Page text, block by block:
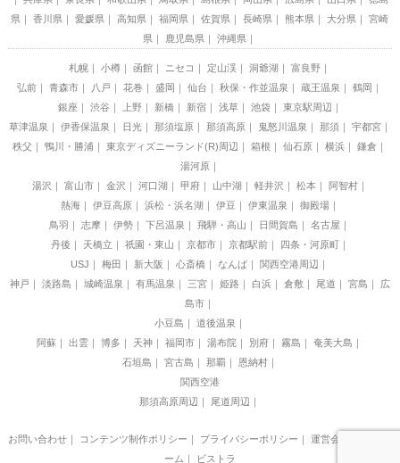
県
香川県 愛媛県 高知県 福岡県 佐賀県 長崎県 熊本県 大分県
宮崎
県
鹿児島県 沖縄県
札幌 小樽 函館 ニセコ 定山渓 洞爺湖
富良野
弘前
青森市 八戸 花巻 盛岡 仙台 秋保・作並温泉 蔵王温泉
鶴岡
銀座
渋谷 上野 新橋 新宿 浅草 池袋
東京駅周辺
草津温泉
伊香保温泉 日光 那須塩原 那須高原 鬼怒川温泉 那須
宇都宮
秩父
鴨川・勝浦 東京ディズニーランド(R)周辺 箱根 仙石原 横浜
鎌倉
湯河原
湯沢
富山市 金沢 河口湖 甲府 山中湖 軽井沢 松本
阿智村
熱海
伊豆高原 浜松・浜名湖 伊豆 伊東温泉
御殿場
鳥羽
志摩 伊勢 下呂温泉 飛騨・高山 日間賀島
名古屋
丹後
天橋立 祇園・東山 京都市 京都駅前
四条・河原町
USJ
梅田 新大阪 心斎橋 なんば
関西空港周辺
神戸
淡路島 城崎温泉 有馬温泉 三宮 姫路 白浜 倉敷 尾道 宮島
広
島市
小豆島
道後温泉
阿蘇
出雲 博多 天神 福岡市 湯布院 別府 霧島
奄美大島
石垣島
宮古島 那覇
恩納村
関西空港
那須高原周辺
尾道周辺
お問い合わせ｜ コンテンツ制作ポリシー ｜ プライバシーポリシー ｜ 運営会社
ーム ｜ ビストラ